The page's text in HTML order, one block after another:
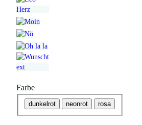
Farbe
dunkelrot neonrot rosa